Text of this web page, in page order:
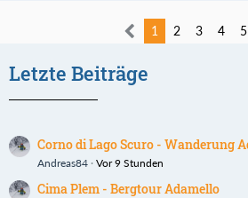
1 2 3 4 5
Letzte Beiträge
Corno di Lago Scuro - Wanderung
Andreas84 Vor 9 Stunden
Cima Plem - Bergtour Adamello